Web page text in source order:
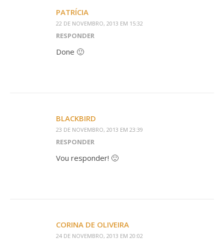
PATRÍCIA
22 DE NOVEMBRO, 2013 EM 15:32
RESPONDER
Done 🙂
BLACKBIRD
23 DE NOVEMBRO, 2013 EM 23:39
RESPONDER
Vou responder! 🙂
CORINA DE OLIVEIRA
24 DE NOVEMBRO, 2013 EM 20:02